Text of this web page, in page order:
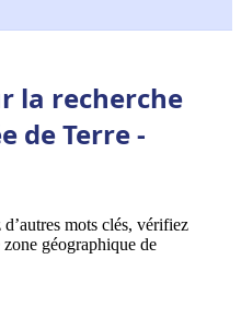
la recherche
de Terre -
mots clés, vérifiez
géographique de